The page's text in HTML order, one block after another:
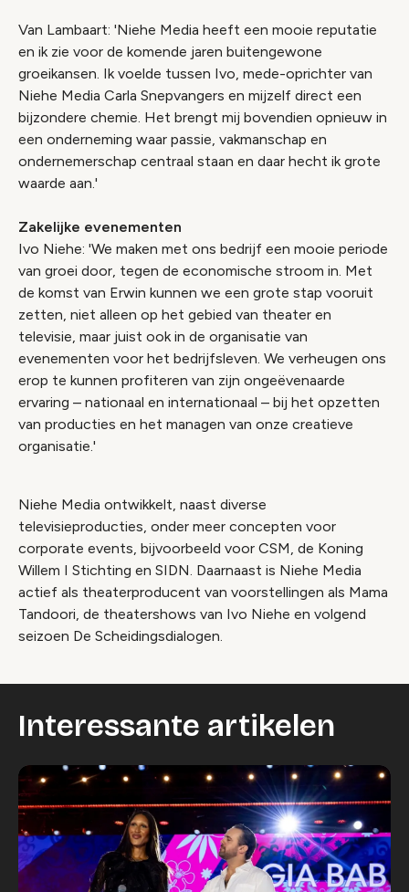
Van Lambaart: 'Niehe Media heeft een mooie reputatie
en ik zie voor de komende jaren buitengewone
groeikansen. Ik voelde tussen Ivo, mede-oprichter van
Niehe Media Carla Snepvangers en mijzelf direct een
bijzondere chemie. Het brengt mij bovendien opnieuw in
een onderneming waar passie, vakmanschap en
ondernemerschap centraal staan en daar hecht ik grote
waarde aan.'
Zakelijke evenementen
Ivo Niehe: 'We maken met ons bedrijf een mooie periode
van groei door, tegen de economische stroom in. Met
de komst van Erwin kunnen we een grote stap vooruit
zetten, niet alleen op het gebied van theater en
televisie, maar juist ook in de organisatie van
evenementen voor het bedrijfsleven. We verheugen ons
erop te kunnen profiteren van zijn ongeëvenaarde
ervaring – nationaal en internationaal – bij het opzetten
van producties en het managen van onze creatieve
organisatie.'
Niehe Media ontwikkelt, naast diverse
televisieproducties, onder meer concepten voor
corporate events, bijvoorbeeld voor CSM, de Koning
Willem I Stichting en SIDN. Daarnaast is Niehe Media
actief als theaterproducent van voorstellingen als Mama
Tandoori, de theatershows van Ivo Niehe en volgend
seizoen De Scheidingsdialogen.
Interessante artikelen